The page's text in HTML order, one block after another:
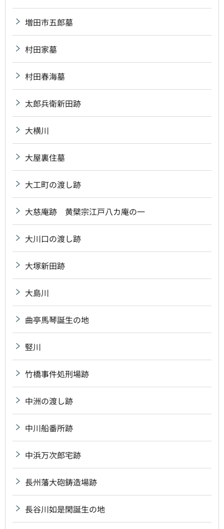
増田市五郎墓
村田家墓
村田春海墓
太郎兵衛新田跡
大横川
大屋裏住墓
大工町の渡し跡
大慈庵跡 黄檗宗江戸八カ庵の一
大川口の渡し跡
大塚新田跡
大島川
曲亭馬琴誕生の地
竪川
竹橋事件処刑場跡
中洲の渡し跡
中川船番所跡
中浜万次郎宅跡
長州藩大砲鋳造場跡
長谷川如是閑誕生の地